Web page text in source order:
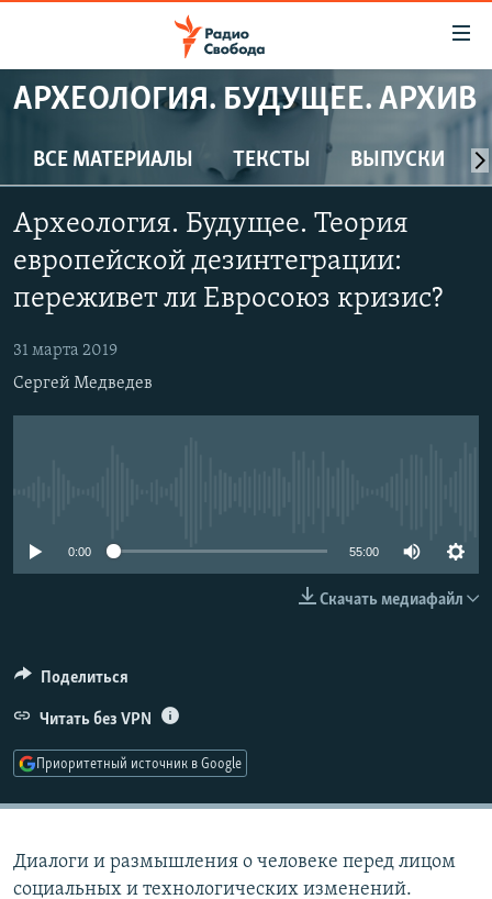
упрощенного
Вернуться
к
основному
содержанию
Вернутся
навигации
Вернутся
ПОДКАСТЫ
ЦИТАТЫ СВОБОДЫ
МНЕНИЯ
КУЛЬТУРА
IDEL.РЕАЛИИ
КАВКАЗ.РЕАЛИИ
ПОДПИШИТЕСЬ НА РАССЫЛКУ
Все сайты РСЕ/РС
АРХЕОЛОГИЯ. БУДУЩЕЕ. АРХИВ
ВСЕ МАТЕРИАЛЫ ТЕКСТЫ ВЫПУСКИ
Археология. Будущее. Теория
европейской дезинтеграции:
переживет ли Евросоюз кризис?
31 марта 2019
Сергей Медведев
0:00 55:00
Скачать медиафайл
Поделиться
Читать без VPN
Приоритетный источник в Google
Диалоги и размышления о человеке перед лицом
социальных и технологических изменений.